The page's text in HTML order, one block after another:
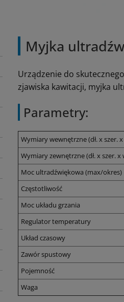
Myjka
Urządzenie do
zjawiska kawitacji, myjka
Parametry:
Wymiary wewnętrzne (dł. x szer. x
Wymiary zewnętrzne (dł. x szer. x
Moc ultradźwiękowa (max/okres)
Częstotliwość
Moc układu grzania
Regulator temperatury
Układ czasowy
Zawór spustowy
Pojemność
Waga